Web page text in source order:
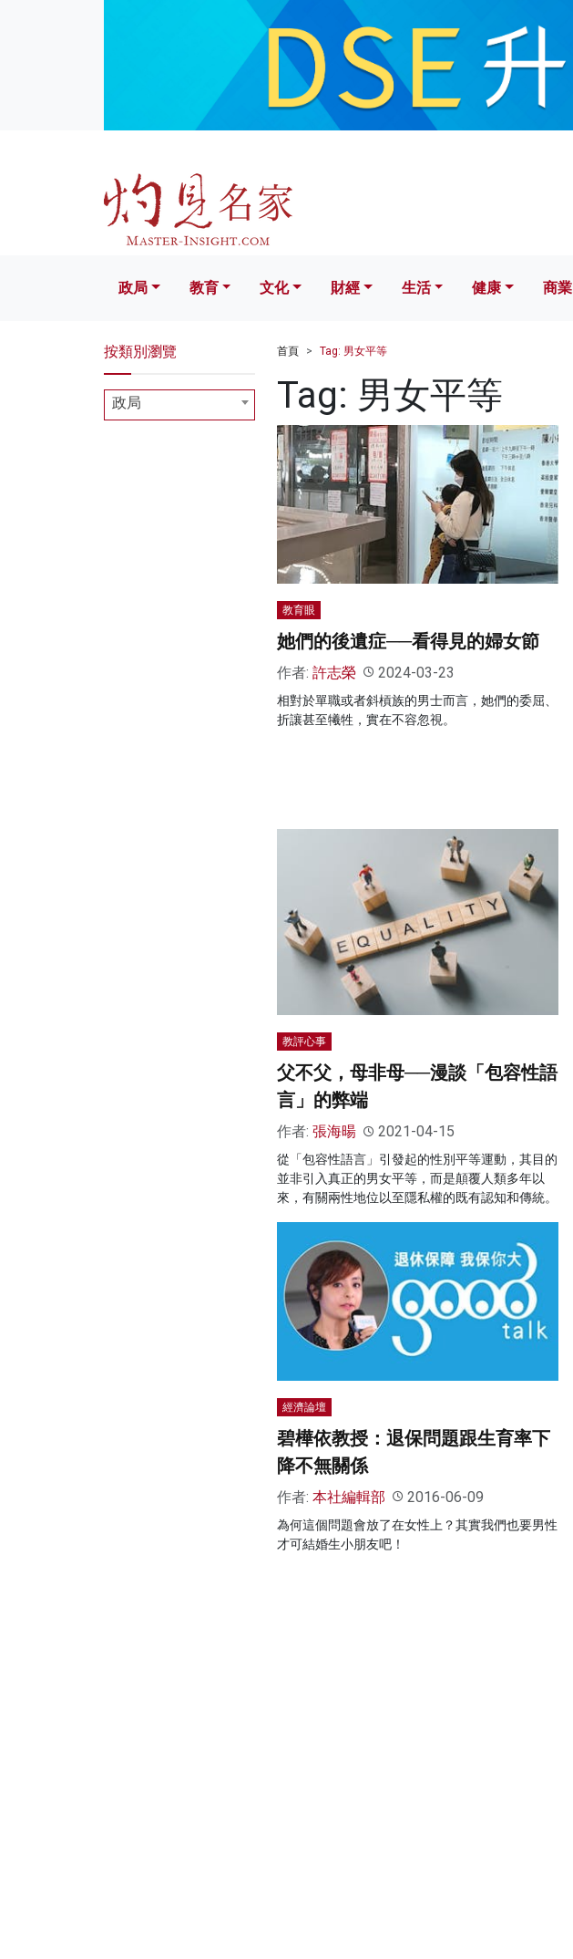
文化 財經 生活 健康
政局 教育 文化 財經 生活 健康 商業
首頁 Tag: 男女平等
Tag: 男女平等
教育眼
她們的後遺症──看得見的婦女節
作者: 許志榮 2024-03-23
相對於單職或者斜槓族的男士而言，她們的委屈、
折讓甚至犧牲，實在不容忽視。
教評心事
父不父，母非母──漫談「包容性語
言」的弊端
作者: 張海暘 2021-04-15
從「包容性語言」引發起的性別平等運動，其目的
並非引入真正的男女平等，而是顛覆人類多年以
來，有關兩性地位以至隱私權的既有認知和傳統。
經濟論壇
碧樺依教授：退保問題跟生育率下
降不無關係
作者: 本社編輯部 2016-06-09
為何這個問題會放了在女性上？其實我們也要男性
才可結婚生小朋友吧！
按類別瀏覽
政局